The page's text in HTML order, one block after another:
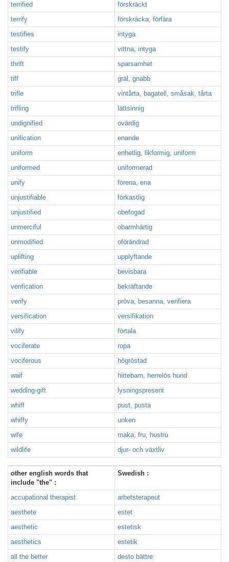
terrified
förskräckt
terrify
förskräcka, förfära
testifies
intyga
testify
vittna, intyga
thrift
sparsamhet
tiff
gräl, gnabb
trifle
vintårta, bagatell, småsak, tårta
trifling
lättsinnig
undignified
ovärdig
unification
enande
uniform
enhetlig, likformig, uniform
uniformed
uniformerad
unify
förena, ena
unjustifiable
förkastlig
unjustified
obefogad
unmerciful
obarmhärtig
unmodified
oförändrad
uplifting
upplyftande
verifiable
bevisbara
verification
bekräftande
verify
pröva, besanna, verifiera
versification
versifikation
vilify
förtala
vociferate
ropa
vociferous
högröstad
waif
hittebarn, herrelös hund
wedding-gift
lysningspresent
whiff
pust, pusta
whiffy
unken
wife
maka, fru, hustru
wildlife
djur- och växtliv
other english words that
include "the" :
Swedish :
accupational therapist
arbetsterapeut
aesthete
estet
aesthetic
estetisk
aesthetics
estetik
all the better
desto bättre